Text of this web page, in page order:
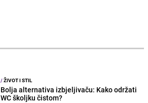
/ŽIVOT I STIL
Bolja alternativa izbjeljivaču: Kako održati
WC školjku čistom?